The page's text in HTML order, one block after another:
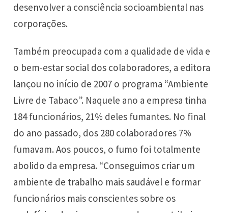
desenvolver a consciência socioambiental nas
corporações.
Também preocupada com a qualidade de vida e
o bem-estar social dos colaboradores, a editora
lançou no início de 2007 o programa “Ambiente
Livre de Tabaco”. Naquele ano a empresa tinha
184 funcionários, 21% deles fumantes. No final
do ano passado, dos 280 colaboradores 7%
fumavam. Aos poucos, o fumo foi totalmente
abolido da empresa. “Conseguimos criar um
ambiente de trabalho mais saudável e formar
funcionários mais conscientes sobre os